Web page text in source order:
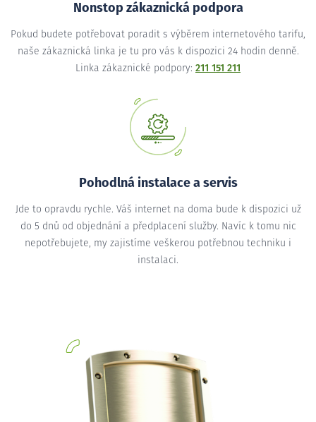
Nonstop zákaznická podpora
Pokud budete potřebovat poradit s výběrem internetového tarifu,
naše zákaznická linka je tu pro vás k dispozici 24 hodin denně.
Linka zákaznické podpory: 211 151 211
Pohodlná instalace a servis
Jde to opravdu rychle. Váš internet na doma bude k dispozici už
do 5 dnů od objednání a předplacení služby. Navíc k tomu nic
nepotřebujete, my zajistíme veškerou potřebnou techniku i
instalaci.